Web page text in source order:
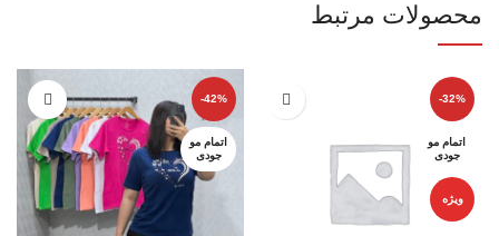
محصولات مرتبط
-32%
اتمام مو
جودی
ویژه
-42%
اتمام مو
جودی